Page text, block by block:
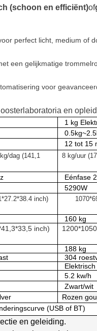
(schoon en efficiënt)of
perfect licht, medium of
een gelijkmatige
voor
en
1 kg
12 tot 15
dag (141,1
8 kg/uur
Eénfase
5290W
inch)
160 kg
inch)
188 kg
304
Elektrisch
5.2 kw/h
Zwart/wit
Rozen
(USB of BT)
en geleiding.